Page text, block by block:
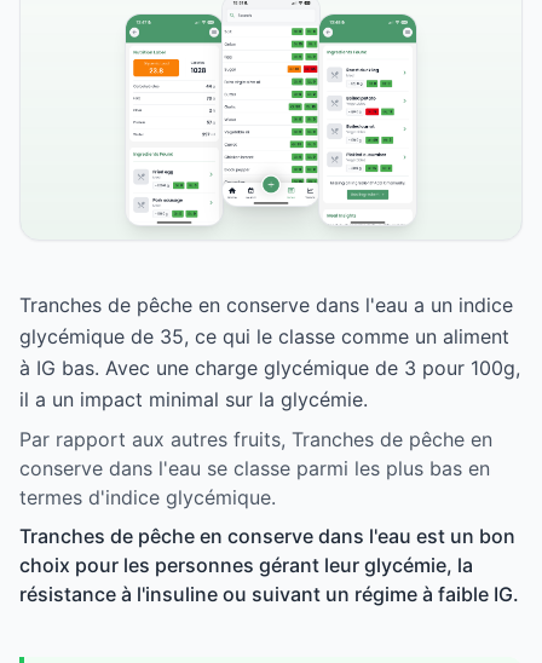
Tranches de pêche en conserve dans l'eau a un indice
glycémique de 35, ce qui le classe comme un aliment
à IG bas. Avec une charge glycémique de 3 pour 100g,
il a un impact minimal sur la glycémie.
Par rapport aux autres fruits, Tranches de pêche en
conserve dans l'eau se classe parmi les plus bas en
termes d'indice glycémique.
Tranches de pêche en conserve dans l'eau est un bon
choix pour les personnes gérant leur glycémie, la
résistance à l'insuline ou suivant un régime à faible IG.